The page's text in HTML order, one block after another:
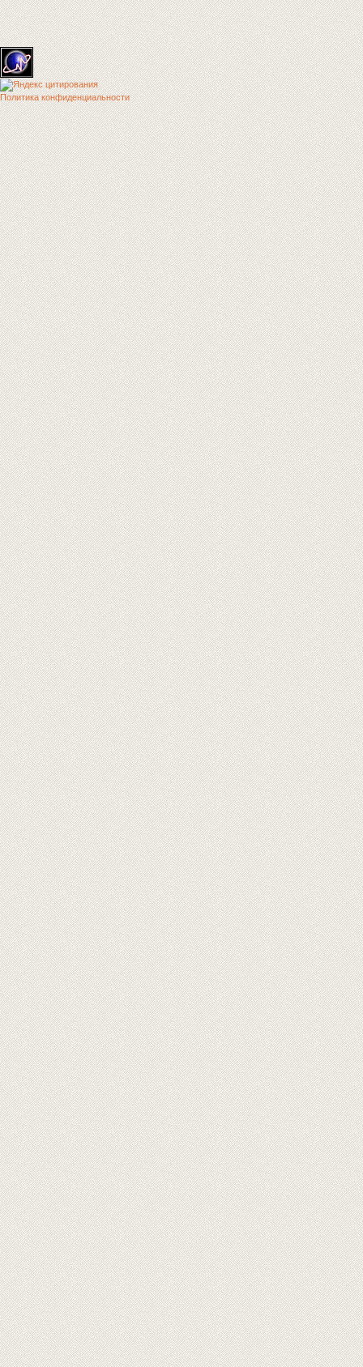
Политика конфиденциальности